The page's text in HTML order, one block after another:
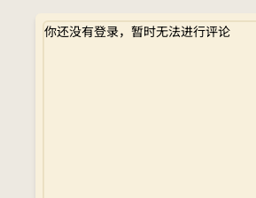
你还没有登录，暂时无法进行评论